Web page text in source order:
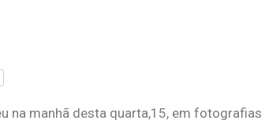
na manhã desta quarta,15, em